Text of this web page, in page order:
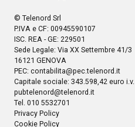
© Telenord Srl
P.IVA e CF: 00945590107
ISC. REA - GE: 229501
Sede Legale: Via XX Settembre 41/3
16121 GENOVA
PEC: contabilita@pec.telenord.it
Capitale sociale: 343.598,42 euro i.v.
pubtelenord@telenord.it
Tel. 010 5532701
Privacy Policy
Cookie Policy